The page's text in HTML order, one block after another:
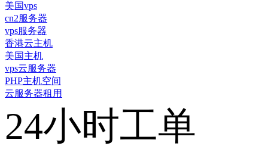
美国vps
cn2服务器
vps服务器
香港云主机
美国主机
vps云服务器
PHP主机空间
云服务器租用
24小时工单